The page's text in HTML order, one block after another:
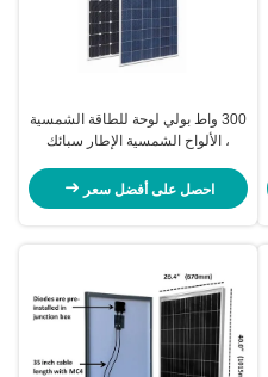
300 واط بولي لوحة للطاقة الشمسية
، الألواح الشمسية الإطار سبائك
احصل على أفضل سعر